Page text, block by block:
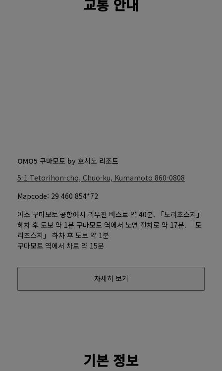
교통 안내
OMO5 구마모토 by 호시노 리조트
5-1 Tetorihon-cho, Chuo-ku, Kumamoto 860-0808
Mapcode: 29 460 854*72
아소 구마모토 공항에서 리무진 버스로 약 40분. 「도리초스지」
하차 후 도보 약 1분 구마모토 역에서 노면 전차로 약 17분. 「도
리초스지」 하차 후 도보 약 1분
구마모토 역에서 차로 약 15분
자세히 보기
기본 정보